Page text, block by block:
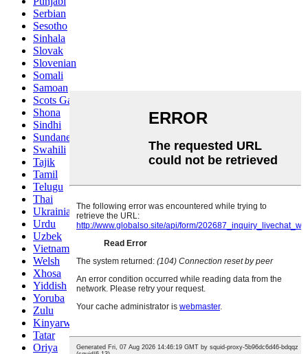
Serbian
Sesotho
Sinhala
Slovak
Slovenian
Somali
Samoan
Scots Gaelic
Shona
Sindhi
Sundanese
Swahili
Tajik
Tamil
Telugu
Thai
Ukrainian
Urdu
Uzbek
Vietnamese
Welsh
Xhosa
Yiddish
Yoruba
Zulu
Kinyarwanda
Tatar
Oriya